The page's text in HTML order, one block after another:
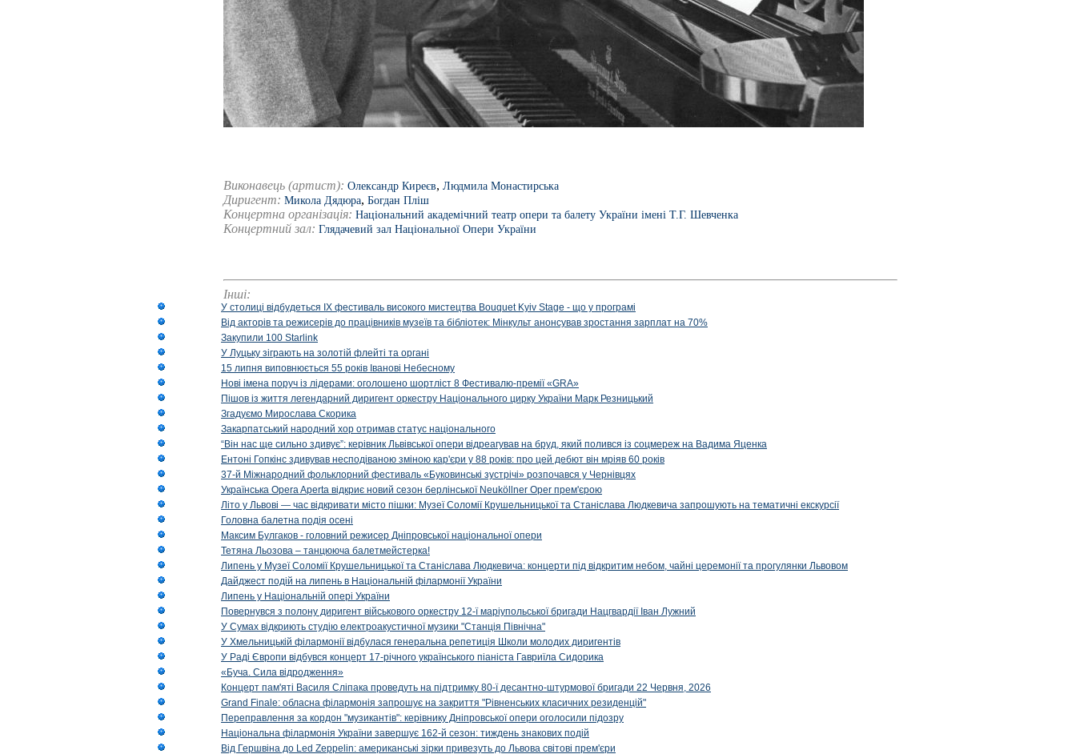
Виконавець (артист): Олександр Киреєв, Людмила Монастирська
Диригент: Микола Дядюра, Богдан Пліш
Концертна організація: Національний академічний театр опери та балету України імені Т.Г. Шевченка
Концертний зал: Глядачевий зал Національної Опери України
Інші:
У столиці відбудеться IX фестиваль високого мистецтва Bouquet Kyiv Stage - що у програмі
Від акторів та режисерів до працівників музеїв та бібліотек: Мінкульт анонсував зростання зарплат на 70%
Закупили 100 Starlink
У Луцьку зіграють на золотій флейті та органі
15 липня виповнюється 55 років Іванові Небесному
Нові імена поруч із лідерами: оголошено шортліст 8 Фестивалю-премії «GRA»
Пішов із життя легендарний диригент оркестру Національного цирку України Марк Резницький
Згадуємо Мирослава Скорика
Закарпатський народний хор отримав статус національного
“Він нас ще сильно здивує”: керівник Львівської опери відреагував на бруд, який полився із соцмереж на Вадима Яценка
Ентоні Гопкінс здивував несподіваною зміною кар'єри у 88 років: про цей дебют він мріяв 60 років
37-й Міжнародний фольклорний фестиваль «Буковинські зустрічі» розпочався у Чернівцях
Українська Opera Aperta відкриє новий сезон берлінської Neuköllner Oper прем'єрою
Літо у Львові — час відкривати місто пішки: Музеї Соломії Крушельницької та Станіслава Людкевича запрошують на тематичні екскурсії
Головна балетна подія осені
Максим Булгаков - головний режисер Дніпровської національної опери
Тетяна Льозова – танцююча балетмейстерка!
Липень у Музеї Соломії Крушельницької та Станіслава Людкевича: концерти під відкритим небом, чайні церемонії та прогулянки Львовом
Дайджест подій на липень в Національній філармонії України
Липень у Національній опері України
Повернувся з полону диригент військового оркестру 12-ї маріупольської бригади Нацгвардії Іван Лужний
У Сумах відкриють студію електроакустичної музики "Станція Північна"
У Хмельницькій філармонії відбулася генеральна репетиція Школи молодих диригентів
У Раді Європи відбувся концерт 17-річного українського піаніста Гавриїла Сидорика
«Буча. Сила відродження»
Концерт пам'яті Василя Сліпака проведуть на підтримку 80-ї десантно-штурмової бригади 22 Червня, 2026
Grand Finale: обласна філармонія запрошує на закриття "Рівненських класичних резиденцій"
Переправлення за кордон "музикантів": керівнику Дніпровської опери оголосили підозру
Національна філармонія України завершує 162-й сезон: тиждень знакових подій
Від Гершвіна до Led Zeppelin: американські зірки привезуть до Львова світові прем'єри